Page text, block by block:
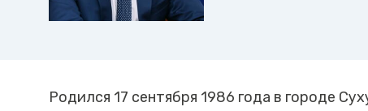
Родился 17 сентября 1986 года в городе